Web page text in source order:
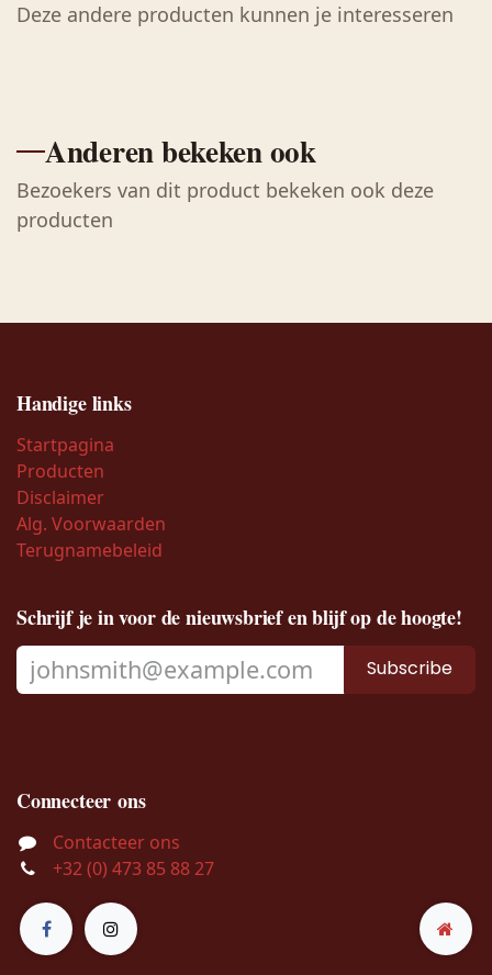
Deze andere producten kunnen je interesseren
Anderen bekeken ook
Bezoekers van dit product bekeken ook deze
producten
Handige links
Startpagina
Producten
Disclaimer
Alg. Voorwaarden
Terugnamebeleid
Schrijf je in voor de nieuwsbrief en blijf op de hoogte!
Subscribe
Connecteer ons
Contacteer ons
+32 (0) 473 85 88 27